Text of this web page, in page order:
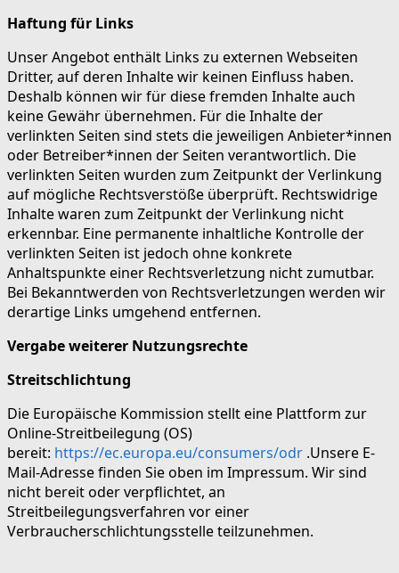
Haftung für Links
Unser Angebot enthält Links zu externen Webseiten
Dritter, auf deren Inhalte wir keinen Einfluss haben.
Deshalb können wir für diese fremden Inhalte auch
keine Gewähr übernehmen. Für die Inhalte der
verlinkten Seiten sind stets die jeweiligen Anbieter*innen
oder Betreiber*innen der Seiten verantwortlich. Die
verlinkten Seiten wurden zum Zeitpunkt der Verlinkung
auf mögliche Rechtsverstöße überprüft. Rechtswidrige
Inhalte waren zum Zeitpunkt der Verlinkung nicht
erkennbar. Eine permanente inhaltliche Kontrolle der
verlinkten Seiten ist jedoch ohne konkrete
Anhaltspunkte einer Rechtsverletzung nicht zumutbar.
Bei Bekanntwerden von Rechtsverletzungen werden wir
derartige Links umgehend entfernen.
Vergabe weiterer Nutzungsrechte
Streitschlichtung
Die Europäische Kommission stellt eine Plattform zur
Online-Streitbeilegung (OS)
bereit: https://ec.europa.eu/consumers/odr .Unsere E-
Mail-Adresse finden Sie oben im Impressum. Wir sind
nicht bereit oder verpflichtet, an
Streitbeilegungsverfahren vor einer
Verbraucherschlichtungsstelle teilzunehmen.